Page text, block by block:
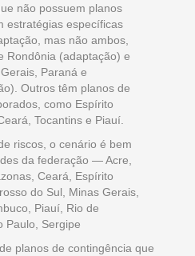
não possuem planos
estratégias específicas
mas não ambos,
Rondônia (adaptação) e
Paraná e
Outros têm planos de
como Espírito
Tocantins e Piauí.
riscos, o cenário é bem
da federação — Acre,
Ceará, Espírito
do Sul, Minas Gerais,
Piauí, Rio de
Paulo, Sergipe
planos de contingência que